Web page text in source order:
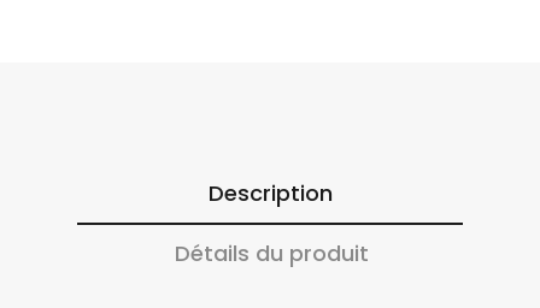
Description
Détails du produit